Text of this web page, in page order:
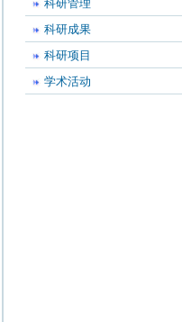
科研管理
科研成果
科研项目
学术活动